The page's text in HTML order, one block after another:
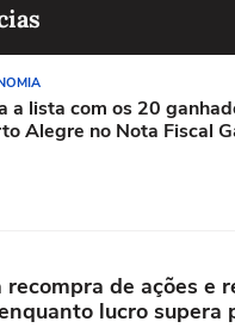
a lista com os 20
Alegre no Nota Fiscal
de ações e
lucro supera